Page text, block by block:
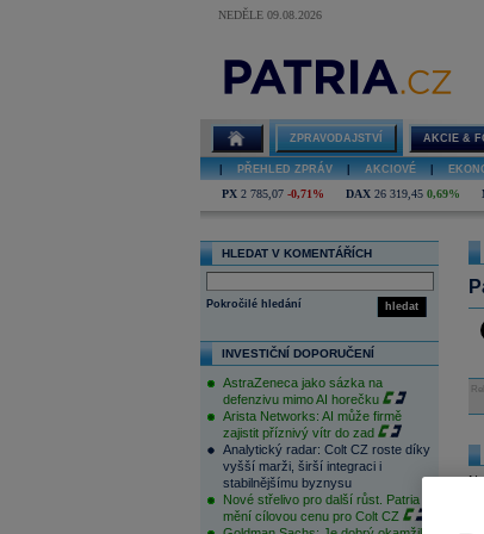
NEDĚLE 09.08.2026
ZPRAVODAJSTVÍ AKCIE &
PŘEHLED ZPRÁV AKCIOVÉ
PX 2 785,07 -0,71% DAX 26 319,45 0,69%
HLEDAT V KOMENTÁŘÍCH
hledat
Pokročilé hledání
INVESTIČNÍ DOPORUČENÍ
AstraZeneca jako sázka na
defenzivu mimo AI horečku
Arista Networks: AI může firmě
zajistit příznivý vítr do zad
Analytický radar: Colt CZ roste díky
vyšší marži, širší integraci i
stabilnějšímu byznysu
Nové střelivo pro další růst. Patria
mění cílovou cenu pro Colt CZ